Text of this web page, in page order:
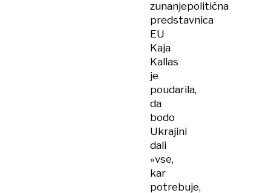
zunanjepolitična
predstavnica
EU
Kaja
Kallas
je
poudarila,
da
bodo
Ukrajini
dali
»vse,
kar
potrebuje,